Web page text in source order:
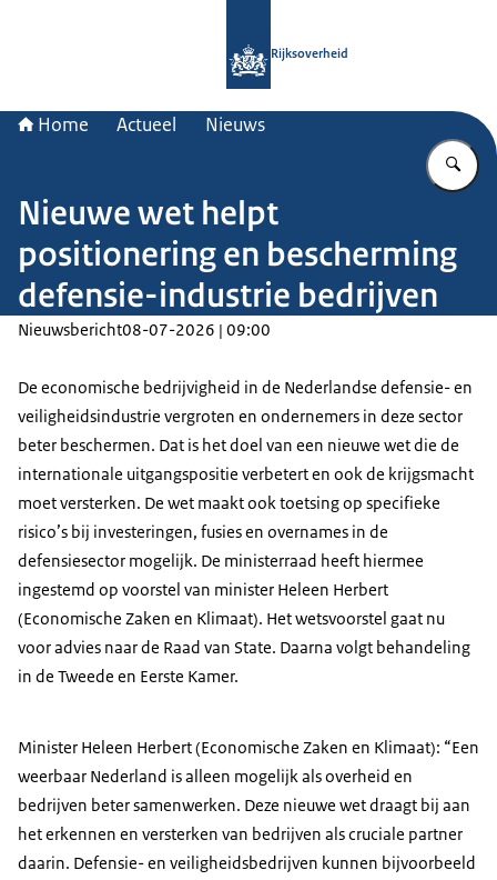
Rijksoverheid
Home Actueel Nieuws
Nieuwe wet helpt
positionering en bescherming
defensie-industrie bedrijven
Nieuwsbericht08-07-2026 | 09:00
De economische bedrijvigheid in de Nederlandse defensie- en
veiligheidsindustrie vergroten en ondernemers in deze sector
beter beschermen. Dat is het doel van een nieuwe wet die de
internationale uitgangspositie verbetert en ook de krijgsmacht
moet versterken. De wet maakt ook toetsing op specifieke
risico’s bij investeringen, fusies en overnames in de
defensiesector mogelijk. De ministerraad heeft hiermee
ingestemd op voorstel van minister Heleen Herbert
(Economische Zaken en Klimaat). Het wetsvoorstel gaat nu
voor advies naar de Raad van State. Daarna volgt behandeling
in de Tweede en Eerste Kamer.
Minister Heleen Herbert (Economische Zaken en Klimaat): “Een
weerbaar Nederland is alleen mogelijk als overheid en
bedrijven beter samenwerken. Deze nieuwe wet draagt bij aan
het erkennen en versterken van bedrijven als cruciale partner
daarin. Defensie- en veiligheidsbedrijven kunnen bijvoorbeeld